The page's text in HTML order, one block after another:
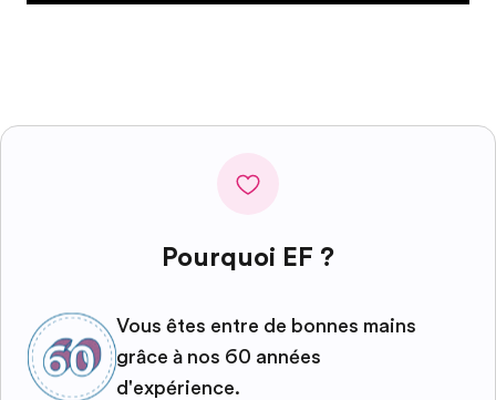
Pourquoi EF ?
Vous êtes entre de bonnes mains
grâce à nos 60 années
d'expérience.